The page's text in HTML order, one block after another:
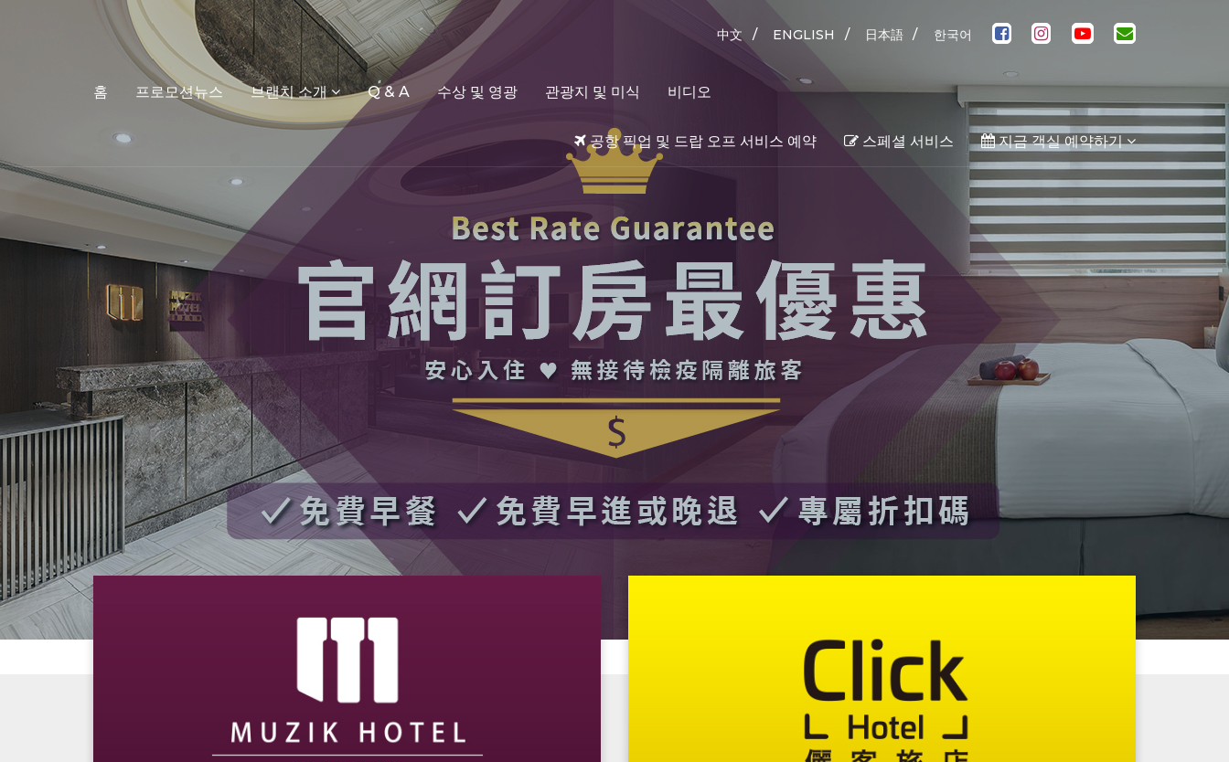
中文 / ENGLISH / 日本語 / 한국어
홈 프로모션뉴스 브랜치 소개 Q & A 수상 및 영광 관광지 및 미식 비디오
공항 픽업 및 드랍 오프 서비스 예약 스페셜 서비스 지금 객실 예약하기